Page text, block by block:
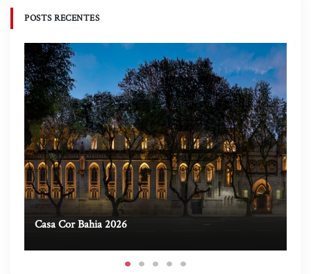
POSTS RECENTES
Casa Cor Bahia 2026